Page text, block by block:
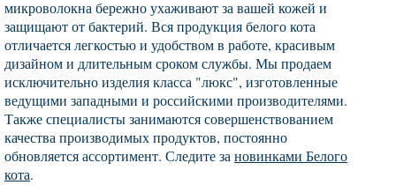
микроволокна бережно ухаживают за вашей кожей и
защищают от бактерий. Вся продукция белого кота
отличается легкостью и удобством в работе, красивым
дизайном и длительным сроком службы. Мы продаем
исключительно изделия класса "люкс", изготовленные
ведущими западными и российскими производителями.
Также специалисты занимаются совершенствованием
качества производимых продуктов, постоянно
обновляется ассортимент. Следите зановинками Белого
кота.